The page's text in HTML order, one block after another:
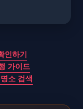
인하기
가이드
소 검색